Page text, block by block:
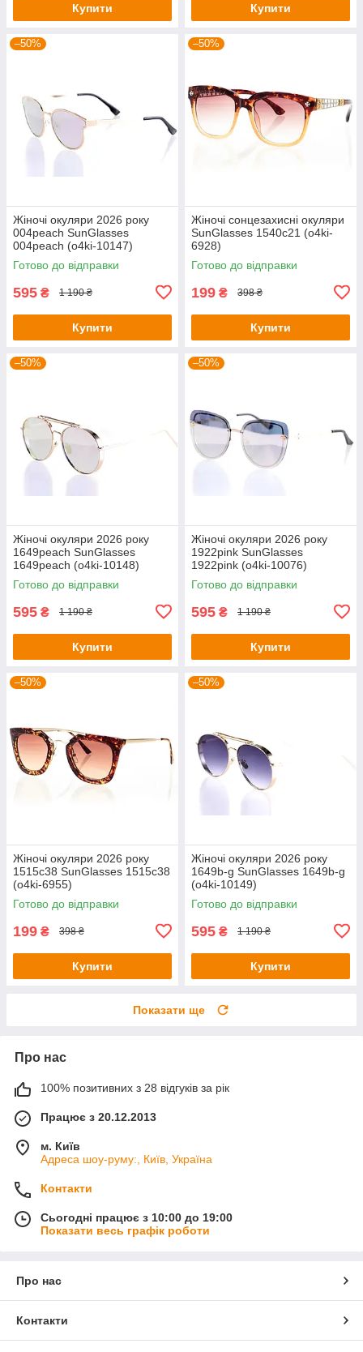
Купити Купити
–50%
Жіночі окуляри 2026 року
004peach SunGlasses
004peach (o4ki-10147)
Готово до відправки
595 ₴ 1 190 ₴
Купити
–50%
Жіночі сонцезахисні окуляри
SunGlasses 1540c21 (o4ki-
6928)
Готово до відправки
199 ₴ 398 ₴
Купити
–50%
Жіночі окуляри 2026 року
1649peach SunGlasses
1649peach (o4ki-10148)
Готово до відправки
595 ₴ 1 190 ₴
Купити
–50%
Жіночі окуляри 2026 року
1922pink SunGlasses
1922pink (o4ki-10076)
Готово до відправки
595 ₴ 1 190 ₴
Купити
–50%
Жіночі окуляри 2026 року
1515c38 SunGlasses 1515c38
(o4ki-6955)
Готово до відправки
199 ₴ 398 ₴
Купити
–50%
Жіночі окуляри 2026 року
1649b-g SunGlasses 1649b-g
(o4ki-10149)
Готово до відправки
595 ₴ 1 190 ₴
Купити
Показати ще
Про нас
100% позитивних з 28 відгуків за рік
Працює з 20.12.2013
м. Київ
Адреса шоу-руму:, Київ, Україна
Контакти
Сьогодні працює з 10:00 до 19:00
Показати весь графік роботи
Про нас
Контакти